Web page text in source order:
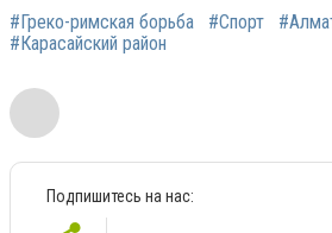
#Греко-римская борьба
#Спорт
#Карасайский район
Подпишитесь на нас: